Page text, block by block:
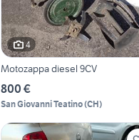
4
Motozappa diesel 9CV
800 €
San Giovanni Teatino(CH)